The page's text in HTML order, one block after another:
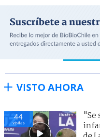
VISTO AHORA
44
visitas
"Se